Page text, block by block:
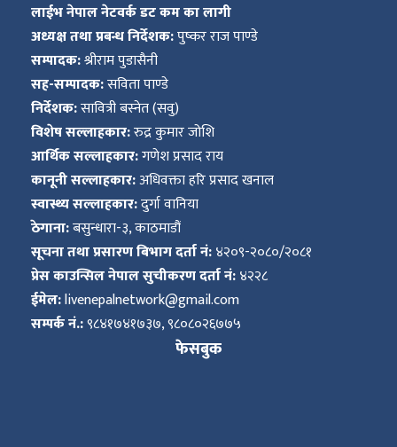
लाईभ नेपाल नेटवर्क डट कम का लागी
अध्यक्ष तथा प्रबन्ध निर्देशक:पुष्कर राज पाण्डे
सम्पादक:श्रीराम पुडासैनी
सह-सम्पादक:सविता पाण्डे
निर्देशक:सावित्री बस्नेत (सवु)
विशेष सल्लाहकार:रुद्र कुमार जोशि
आर्थिक सल्लाहकार:गणेश प्रसाद राय
कानूनी सल्लाहकार:अधिवक्ता हरि प्रसाद खनाल
स्वास्थ्य सल्लाहकार:दुर्गा वानिया
ठेगाना:बसुन्धारा-३, काठमाडौं
सूचना तथा प्रसारण बिभाग दर्ता नं:४२०९-२०८०/२०८१
प्रेस काउन्सिल नेपाल सुचीकरण दर्ता नं:४२२८
ईमेल:livenepalnetwork@gmail.com
सम्पर्क नं.:९८४१७४१७३७, ९८०८०२६७७५
फेसबुक